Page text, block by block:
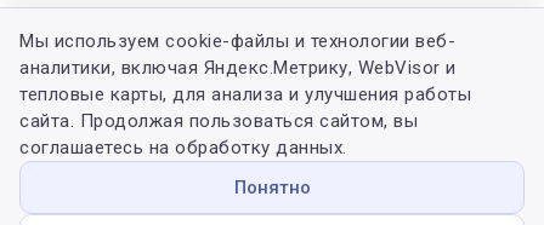
Мы используем cookie-файлы и технологии веб-
аналитики, включая Яндекс.Метрику, WebVisor и
тепловые карты, для анализа и улучшения работы
сайта. Продолжая пользоваться сайтом, вы
соглашаетесь на обработку данных.
Понятно